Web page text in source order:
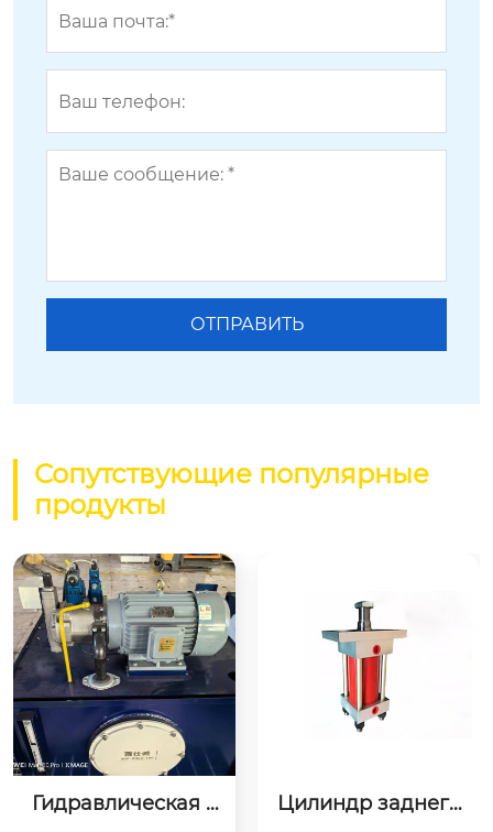
Сопутствующие популярные
продукты
Цилиндр заднего
Электромагнитны